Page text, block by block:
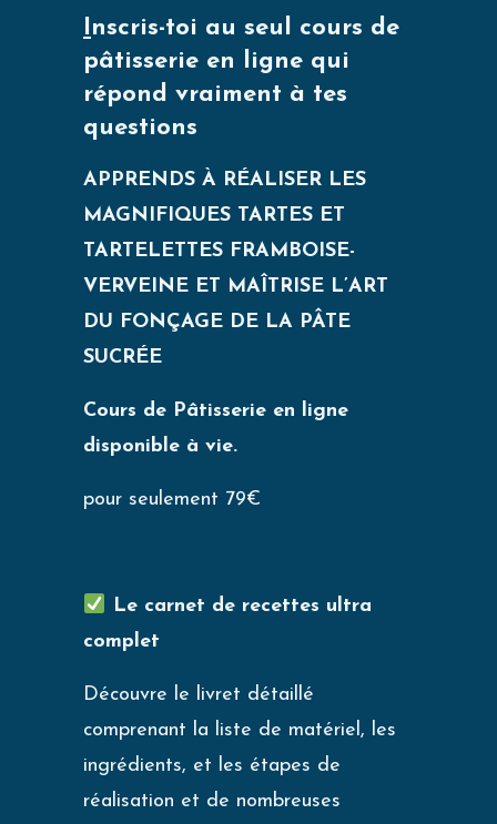
Inscris-toi au seul cours de
pâtisserie en ligne qui
répond vraiment à tes
questions
APPRENDS À RÉALISER LES
MAGNIFIQUES TARTES ET
TARTELETTES FRAMBOISE-
VERVEINE ET MAÎTRISE L’ART
DU FONÇAGE DE LA PÂTE
SUCRÉE
Cours de Pâtisserie en ligne
disponible à vie.
pour seulement 79€
Le carnet de recettes ultra
complet
Découvre le livret détaillé
comprenant la liste de matériel, les
ingrédients, et les étapes de
réalisation et de nombreuses